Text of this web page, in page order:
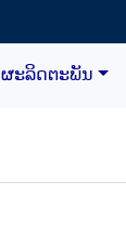
ຜະລິດຕະພັນ